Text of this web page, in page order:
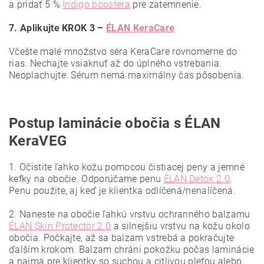
a pridať 5 % Indigo boostera pre zatemnenie.
7. Aplikujte KROK 3 – ÉLAN KeraCare
Včešte malé množstvo séra KeraCare rovnomerne do
rias. Nechajte vsiaknuť až do úplného vstrebania.
Neoplachujte. Sérum nemá maximálny čas pôsobenia.
Postup laminácie obočia s ÉLAN
KeraVEG
1. Očistite ľahko kožu pomocou čistiacej peny a jemné
kefky na obočie. Odporúčame penu ÉLAN Detox 2.0.
Penu použite, aj keď je klientka odlíčená/nenalíčená.
2. Naneste na obočie ľahkú vrstvu ochranného balzamu
ÉLAN Skin Protector 2.0 a silnejšiu vrstvu na kožu okolo
obočia. Počkajte, až sa balzam vstrebá a pokračujte
ďalším krokom. Balzam chráni pokožku počas laminácie
a najmä pre klientky so suchou a citlivou pleťou alebo